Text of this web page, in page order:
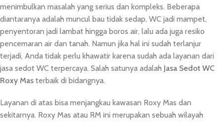
menimbulkan masalah yang serius dan kompleks. Beberapa
diantaranya adalah muncul bau tidak sedap, WC jadi mampet,
penyentoran jadi lambat hingga boros air, lalu ada juga resiko
pencemaran air dan tanah. Namun jika hal ini sudah terlanjur
terjadi, Anda tidak perlu khawatir karena sudah ada layanan dari
jasa sedot WC terpercaya. Salah satunya adalah Jasa Sedot WC
Roxy Mas terbaik di bidangnya.
Layanan di atas bisa menjangkau kawasan Roxy Mas dan
sekitarnya. Roxy Mas atau RM ini merupakan sebuah wilayah